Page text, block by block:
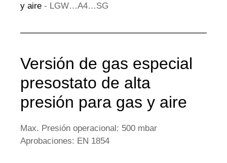
y aire - LGW…A4…SG
Versión de gas especial
presostato de alta
presión para gas y aire
Max. Presión operacional: 500 mbar
Aprobaciones: EN 1854